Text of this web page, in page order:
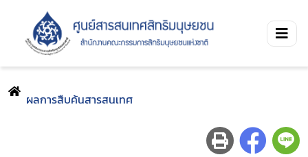
ผลการสืบค้นสารสนเทศ